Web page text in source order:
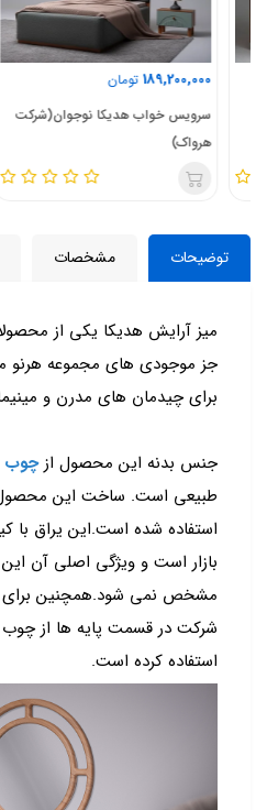
189,200,000 تومان
سرویس خواب هدیکا نوجوان(شرکت
هرواک)
توضیحات مشخصات
میز آرایش هدیکا یکی از
جز موجودی های مجموعه
برای چیدمان های مدرن و
جنس بدنه این محصول ازچوب MDF
طبیعی است. ساخت این محصول
استفاده شده است.این یراق با
بازار است و ویژگی اصلی آن
مشخص نمی شود.همچنین برای
شرکت در قسمت پایه ها از
استفاده کرده است.